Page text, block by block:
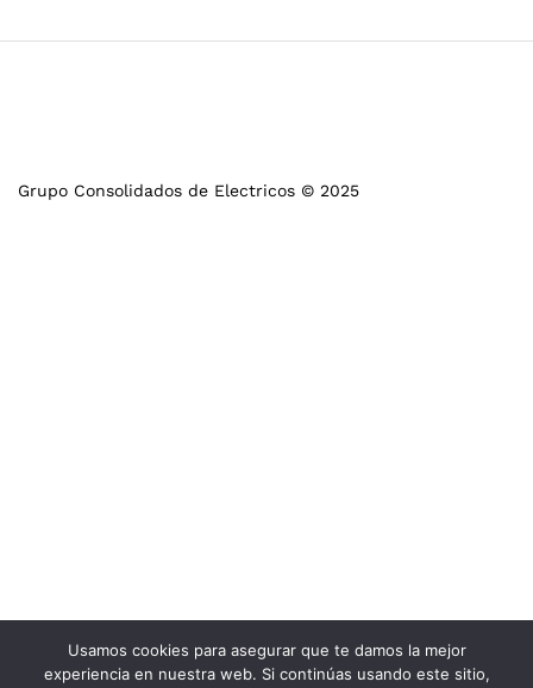
Grupo Consolidados de Electricos © 2025
Usamos cookies para asegurar que te damos la mejor
experiencia en nuestra web. Si continúas usando este sitio,